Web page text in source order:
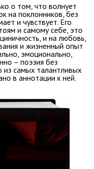
о том, что волнует
на поклонников, без
и чувствует. Его
и самому себе, это
и на любовь,
и жизненный опыт
эмоционально,
– поэзия без
из самых талантливых
в аннотации к ней.